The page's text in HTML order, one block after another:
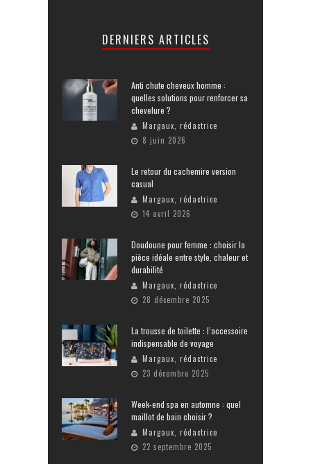
DERNIERS ARTICLES
Anti chute cheveux homme :
quelles solutions pour renforcer sa
chevelure ?
Margaux, rédactrice
8 juin 2026
Le retour du cachemire version
casual
Margaux, rédactrice
14 avril 2026
Doudoune pour femme : choisir la
pièce idéale entre style, chaleur et
durabilité
Margaux, rédactrice
28 décembre 2025
La trousse de toilette : l’accessoire
indispensable de voyage
Margaux, rédactrice
23 décembre 2025
Week-end spa en automne : quel
maillot de bain choisir ?
Margaux, rédactrice
22 septembre 2025